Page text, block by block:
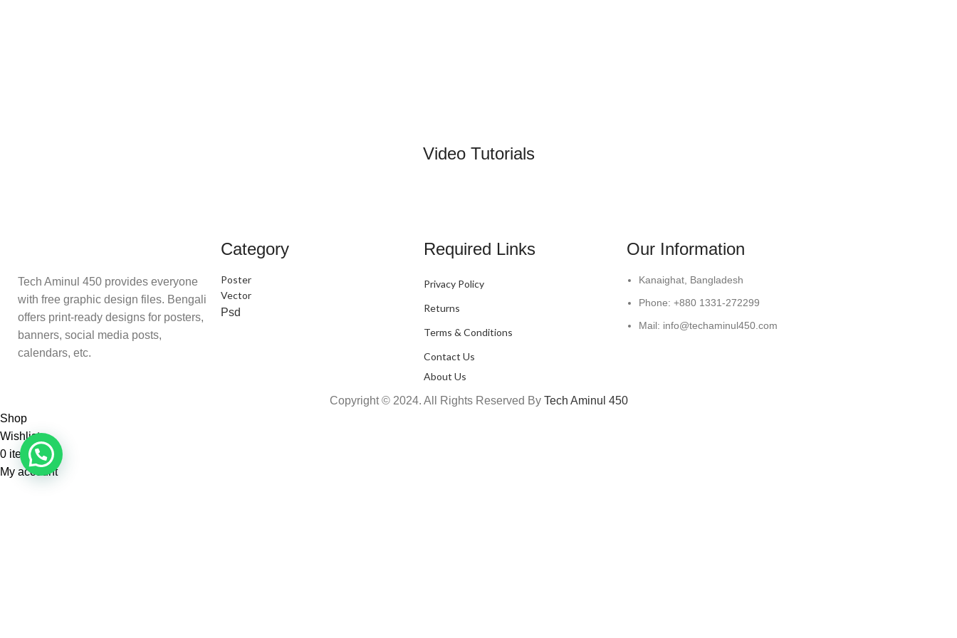
Video Tutorials
Tech Aminul 450 provides everyone
with free graphic design files. Bengali
offers print-ready designs for posters,
banners, social media posts,
calendars, etc.
Category
Poster
Vector
Psd
Required Links
Privacy Policy
Returns
Terms & Conditions
Contact Us
About Us
Our Information
Kanaighat, Bangladesh
Phone: +880 1331-272299
Mail: info@techaminul450.com
Copyright © 2024. All Rights Reserved By Tech Aminul 450
Shop
Wishlist
0 items Cart
My account